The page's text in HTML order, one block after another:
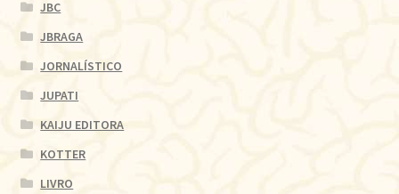
JBC
JBRAGA
JORNALÍSTICO
JUPATI
KAIJU EDITORA
KOTTER
LIVRO